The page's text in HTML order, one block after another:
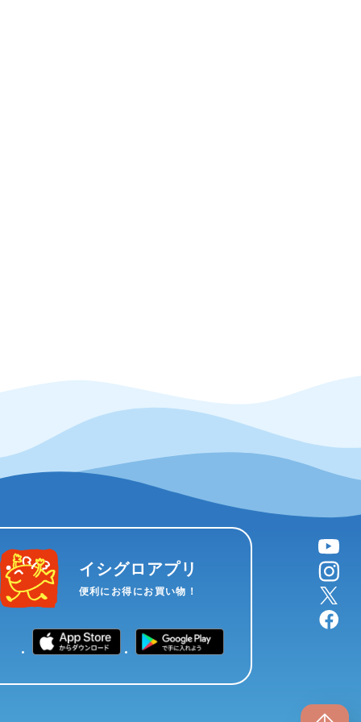
イシグロアプリ
便利にお得にお買い物！
YouTube
instagram
X
facebook